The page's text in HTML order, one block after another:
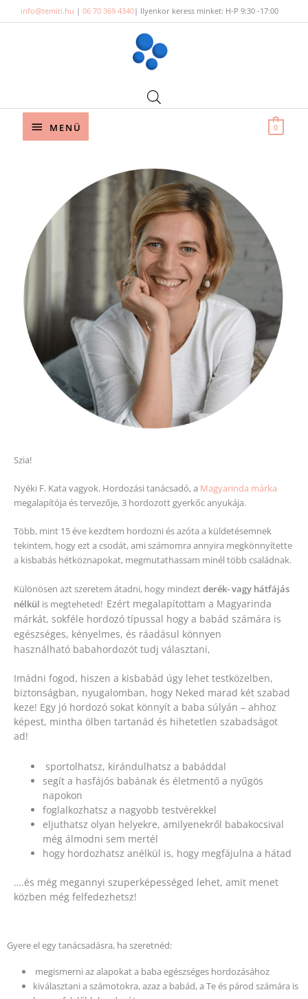
to
info@temiti.hu | 06 70 369 4340| Ilyenkor keress minket: H-P 9:30 -17:00
Below
MENÜ 0
Szia!
Nyéki F. Kata vagyok. Hordozási tanácsadó, a Magyarinda márka
megalapítója és tervezője, 3 hordozott gyerkőc anyukája.
Több, mint 15 éve kezdtem hordozni és azóta a küldetésemnek
tekintem, hogy ezt a csodát, ami számomra annyira megkönnyítette
a kisbabás hétköznapokat, megmutathassam minél több családnak.
Különösen azt szeretem átadni, hogy mindeztderék- vagy hátfájás
nélkül is megteheted! Ezért megalapítottam a Magyarinda
márkát, sokféle hordozó típussal hogy a babád számára is
egészséges, kényelmes, és ráadásul könnyen
használható babahordozót tudj választani,
Imádni fogod, hiszen a kisbabád úgy lehet testközelben,
biztonságban, nyugalomban, hogy Neked marad két szabad
keze! Egy jó hordozó sokat könnyít a baba súlyán – ahhoz
képest, mintha ölben tartanád és hihetetlen szabadságot
ad!
sportolhatsz, kirándulhatsz a babáddal
segít a hasfájós babának és életmentő a nyűgös
napokon
foglalkozhatsz a nagyobb testvérekkel
eljuthatsz olyan helyekre, amilyenekről babakocsival
még álmodni sem mertél
hogy hordozhatsz anélkül is, hogy megfájulna a hátad
….és még megannyi szuperképességed lehet, amit menet
közben még felfedezhetsz!
Gyere el egy tanácsadásra, ha szeretnéd:
megismerni az alapokat a baba egészséges hordozásához
kiválasztani a számotokra, azaz a babád, a Te és párod számára is